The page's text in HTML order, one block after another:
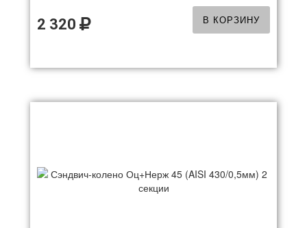
2 320 В КОРЗИНУ